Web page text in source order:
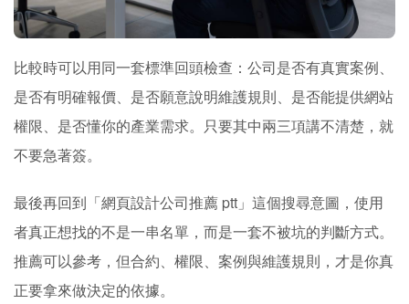
比較時可以用同一套標準回頭檢查：公司是否有真實案例、
是否有明確報價、是否願意說明維護規則、是否能提供網站
權限、是否懂你的產業需求。只要其中兩三項講不清楚，就
不要急著簽。
最後再回到「網頁設計公司推薦 ptt」這個搜尋意圖，使用
者真正想找的不是一串名單，而是一套不被坑的判斷方式。
推薦可以參考，但合約、權限、案例與維護規則，才是你真
正要拿來做決定的依據。